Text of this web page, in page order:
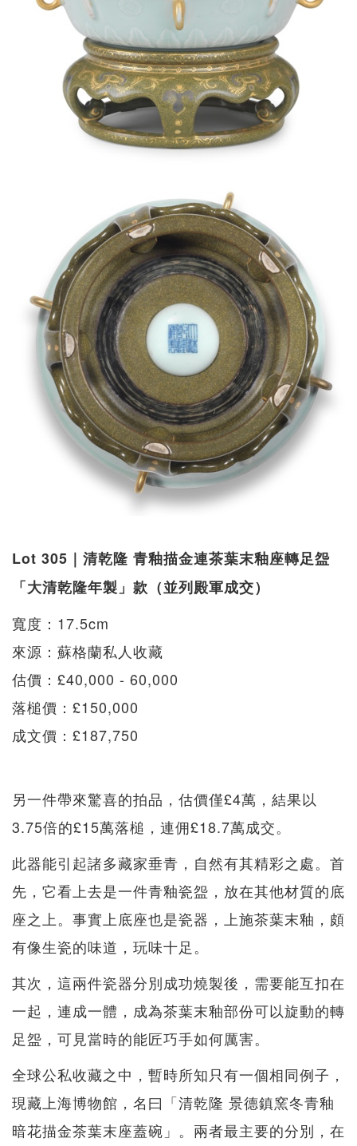
Lot 305｜清乾隆 青釉描金連茶葉末釉座轉足盌
「大清乾隆年製」款（並列殿軍成交）
寬度：17.5cm
來源：蘇格蘭私人收藏
估價：£40,000 - 60,000
落槌價：£150,000
成文價：£187,750
另一件帶來驚喜的拍品，估價僅£4萬，結果以
3.75倍的£15萬落槌，連佣£18.7萬成交。
此器能引起諸多藏家垂青，自然有其精彩之處。首
先，它看上去是一件青釉瓷盌，放在其他材質的底
座之上。事實上底座也是瓷器，上施茶葉末釉，頗
有像生瓷的味道，玩味十足。
其次，這兩件瓷器分別成功燒製後，需要能互扣在
一起，連成一體，成為茶葉末釉部份可以旋動的轉
足盌，可見當時的能匠巧手如何厲害。
全球公私收藏之中，暫時所知只有一個相同例子，
現藏上海博物館，名曰「清乾隆 景德鎮窯冬青釉
暗花描金茶葉末座蓋碗」。兩者最主要的分別，在